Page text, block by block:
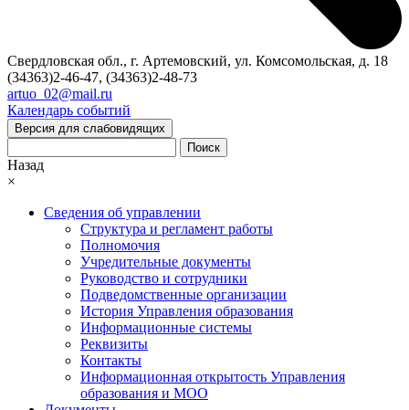
Свердловская обл., г. Артемовский, ул. Комсомольская, д. 18
(34363)2-46-47, (34363)2-48-73
artuo_02@mail.ru
Календарь событий
Версия для слабовидящих
Поиск
Назад
×
Сведения об управлении
Структура и регламент работы
Полномочия
Учредительные документы
Руководство и сотрудники
Подведомственные организации
История Управления образования
Информационные системы
Реквизиты
Контакты
Информационная открытость Управления
образования и МОО